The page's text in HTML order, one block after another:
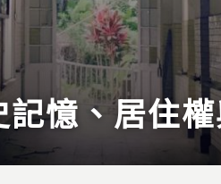
憶、居住